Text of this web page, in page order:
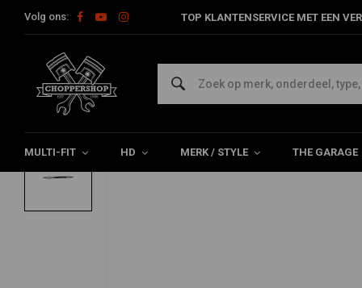
Volg ons: TOP KLANTENSERVICE MET EEN
MULTI-FIT HD MERK / STYLE THE GARAGE
Home Multi-fit Stuur & Toebehoor Kabel / Leidingen
BARNETT
Speedo Kabel 40" - Zwart